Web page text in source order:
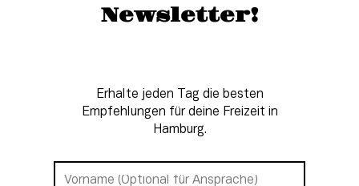
Newsletter!
Erhalte jeden Tag die besten
Empfehlungen für deine Freizeit in
Hamburg.